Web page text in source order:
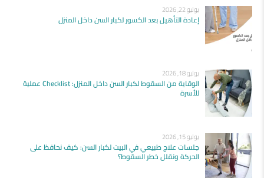
يوليو 22, 2026
إعادة التأهيل بعد الكسور لكبار السن داخل المنزل
يوليو 18, 2026
الوقاية من السقوط لكبار السن داخل المنزل: Checklist عملية
للأسرة
يوليو 15, 2026
جلسات علاج طبيعي في البيت لكبار السن: كيف نحافظ على
الحركة ونقلل خطر السقوط؟